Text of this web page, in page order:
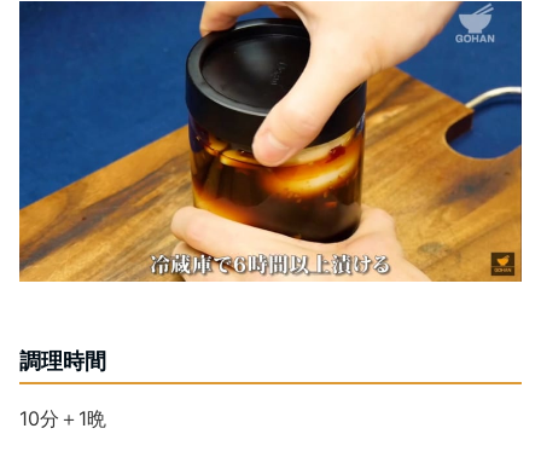
調理時間
10分＋1晩